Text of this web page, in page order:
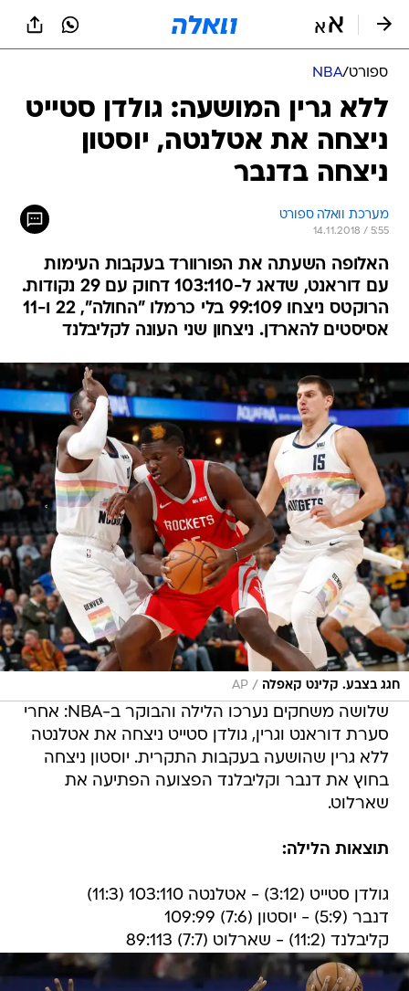
ספורט/
NBA
ללא גרין המושעה: גולדן סטייט
ניצחה את אטלנטה, יוסטון
ניצחה בדנבר
מערכת וואלה ספורט
14.11.2018 / 5:55
האלופה השעתה את הפורוורד בעקבות העימות
עם דוראנט, שדאג ל-103:110 דחוק עם 29 נקודות.
הרוקטס ניצחו 99:109 בלי כרמלו "החולה", 22 ו-11
אסיסטים להארדן. ניצחון שני העונה לקליבלנד
חגג בצבע. קלינט קאפלה /
AP
שלושה משחקים נערכו הלילה והבוקר ב-NBA: אחרי
סערת דוראנט וגרין, גולדן סטייט ניצחה את אטלנטה
ללא גרין שהושעה בעקבות התקרית. יוסטון ניצחה
בחוץ את דנבר וקליבלנד הפצועה הפתיעה את
שארלוט.
תוצאות הלילה:
גולדן סטייט (3:12) - אטלנטה 103:110 (11:3)
דנבר (5:9) - יוסטון (7:6) 109:99
קליבלנד (11:2) - שארלוט (7:7) 89:113